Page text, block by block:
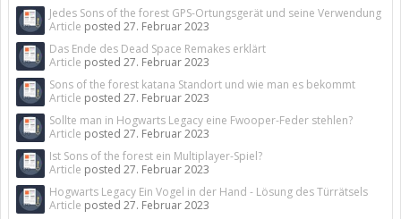
Jedes Sons of the forest GPS-Ortungsgerät und seine Verwendung
Article posted 27. Februar 2023
Das Ende des Dead Space Remakes erklärt
Article posted 27. Februar 2023
Sons of the forest katana Standort und wie man es bekommt
Article posted 27. Februar 2023
Sollte man in Hogwarts Legacy eine Fwooper-Feder stehlen?
Article posted 27. Februar 2023
Ist Sons of the forest ein Multiplayer-Spiel?
Article posted 27. Februar 2023
Hogwarts Legacy Ein Vogel in der Hand - Lösung des Türrätsels
Article posted 27. Februar 2023